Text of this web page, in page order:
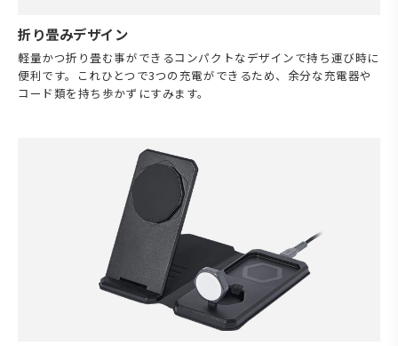
折り畳みデザイン
軽量かつ折り畳む事ができるコンパクトなデザインで持ち運び時に
便利です。これひとつで3つの充電ができるため、余分な充電器や
コード類を持ち歩かずにすみます。